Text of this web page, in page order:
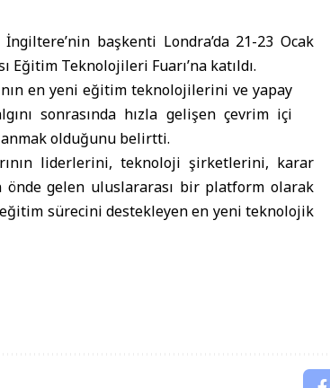
başkenti Londra’da 21-23 Ocak
Eğitim Teknolojileri Fuarı’na katıldı.
en yeni eğitim teknolojilerini ve yapay
sonrasında hızla gelişen çevrim içi
olduğunu belirtti.
liderlerini, teknoloji şirketlerini, karar
gelen uluslararası bir platform olarak
sürecini destekleyen en yeni teknolojik